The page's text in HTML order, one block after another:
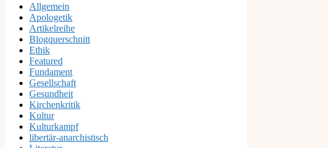
Allgemein
Apologetik
Artikelreihe
Blogquerschnitt
Ethik
Featured
Fundament
Gesellschaft
Gesundheit
Kirchenkritik
Kultur
Kulturkampf
libertär-anarchistisch